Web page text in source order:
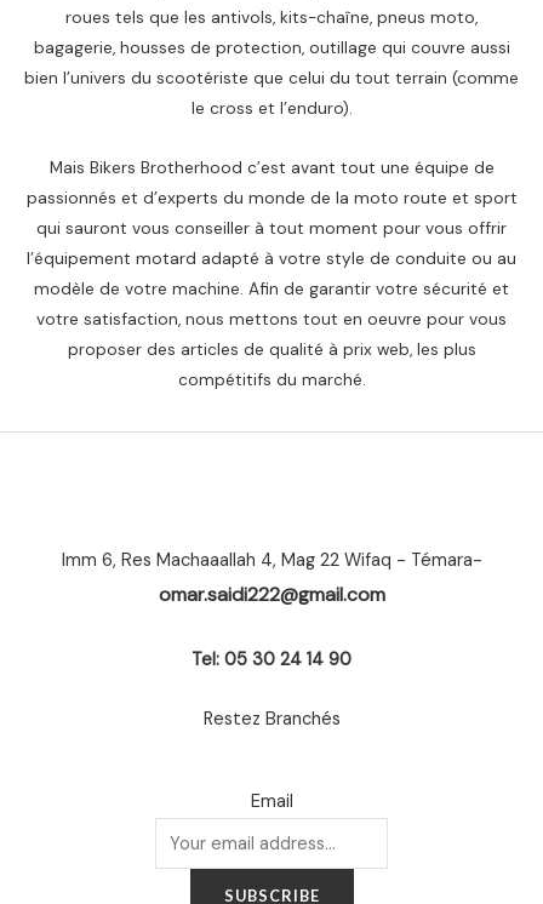
roues tels que les antivols, kits-chaîne, pneus moto,
bagagerie, housses de protection, outillage qui couvre aussi
bien l’univers du scootériste que celui du tout terrain (comme
le cross et l’enduro).
Mais Bikers Brotherhood c’est avant tout une équipe de
passionnés et d’experts du monde de la moto route et sport
qui sauront vous conseiller à tout moment pour vous offrir
l’équipement motard adapté à votre style de conduite ou au
modèle de votre machine. Afin de garantir votre sécurité et
votre satisfaction, nous mettons tout en oeuvre pour vous
proposer des articles de qualité à prix web, les plus
compétitifs du marché.
Imm 6, Res Machaaallah 4, Mag 22 Wifaq - Témara-
omar.saidi222@gmail.com
Tel: 05 30 24 14 90
Restez Branchés
Email
SUBSCRIBE